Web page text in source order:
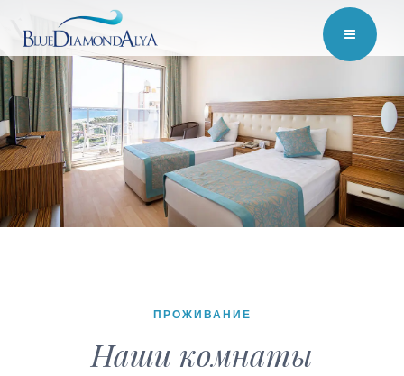
ПРОЖИВАНИЕ
Наши комнаты